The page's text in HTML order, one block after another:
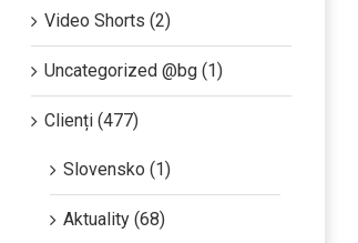
Video Shorts (2)
Uncategorized @bg (1)
Clienți (477)
Slovensko (1)
Aktuality (68)